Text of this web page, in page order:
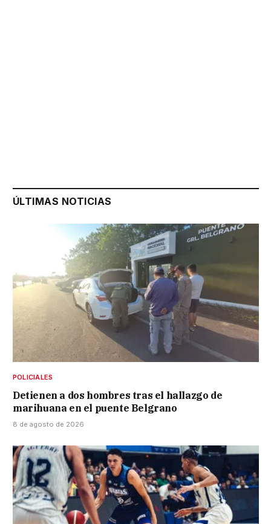
ÚLTIMAS NOTICIAS
POLICIALES
Detienen a dos hombres tras el hallazgo de
marihuana en el puente Belgrano
8 de agosto de 2026